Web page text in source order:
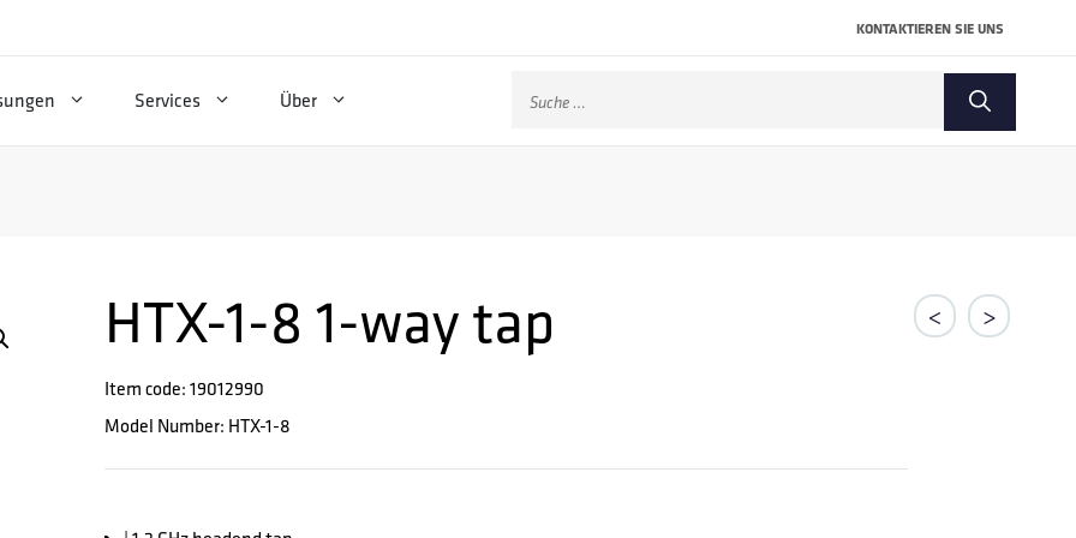
KONTAKTIEREN SIE UNS
Services Über
Suche
< >
HTX-1-8 1-way tap
Item code: 19012990
Model Number: HTX-1-8